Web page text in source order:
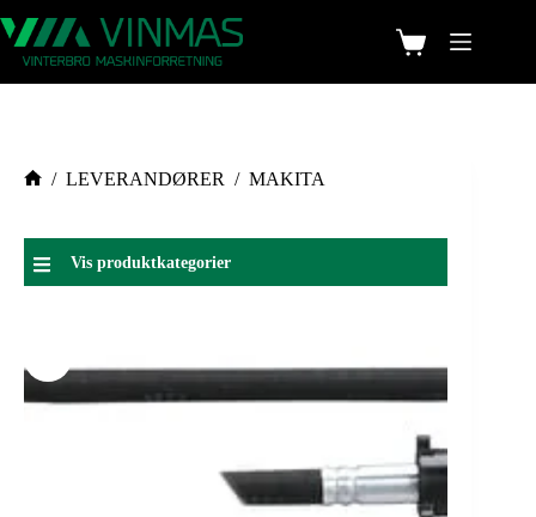
/ LEVERANDØRER / MAKITA
Vis produktkategorier